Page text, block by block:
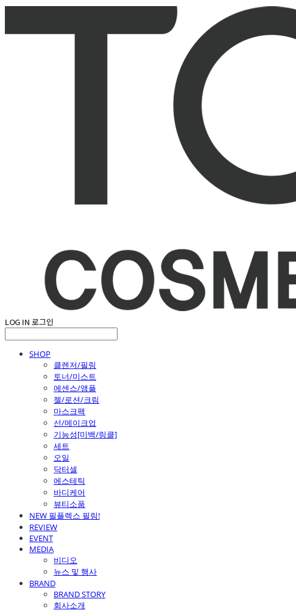
LOG IN 로그인
SHOP
클렌저/필링
토너/미스트
에센스/앰플
젤/로션/크림
마스크팩
선/메이크업
기능성[미백/링클]
세트
오일
닥터셀
에스테틱
바디케어
뷰티소품
NEW 필플렉스 필링!
REVIEW
EVENT
MEDIA
비디오
뉴스 및 행사
BRAND
BRAND STORY
회사소개